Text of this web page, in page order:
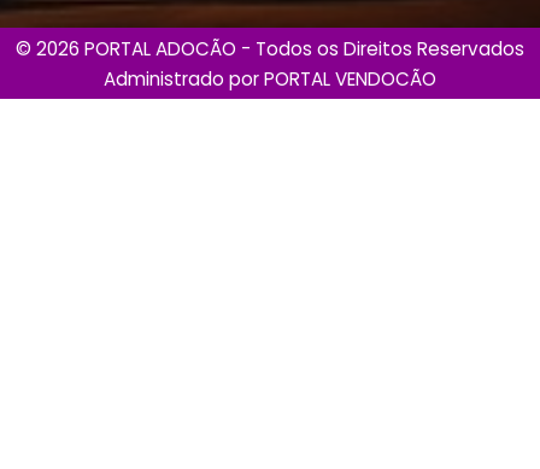
© 2026 PORTAL ADOCÃO - Todos os Direitos Reservados
Administrado porPORTAL VENDOCÃO